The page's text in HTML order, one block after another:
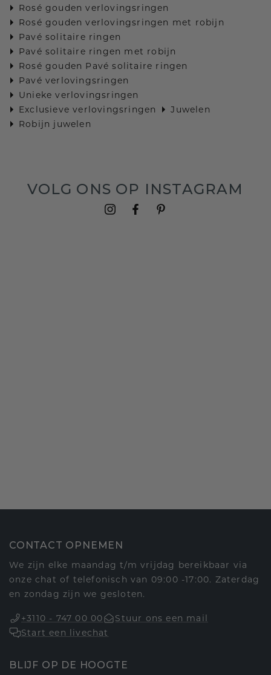
Rosé gouden verlovingsringen
Rosé gouden verlovingsringen met robijn
Pavé solitaire ringen
Pavé solitaire ringen met robijn
Rosé gouden Pavé solitaire ringen
Pavé verlovingsringen
Unieke verlovingsringen
Exclusieve verlovingsringen
Juwelen
Robijn juwelen
VOLG ONS OP INSTAGRAM
CONTACT OPNEMEN
We zijn elke maandag t/m vrijdag bereikbaar via
onze chat of telefonisch van 09:00 -17:00. Zaterdag
en zondag zijn we gesloten.
+3110 - 747 00 00
Stuur ons een mail
Start een livechat
BLIJF OP DE HOOGTE